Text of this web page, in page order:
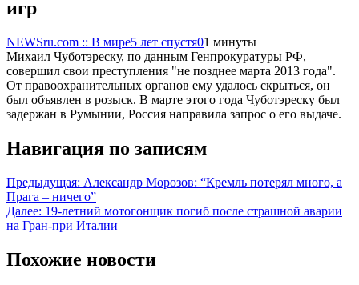
игр
NEWSru.com :: В мире5 лет спустя01 минуты
Михаил Чуботэреску, по данным Генпрокуратуры РФ,
совершил свои преступления "не позднее марта 2013 года".
От правоохранительных органов ему удалось скрыться, он
был объявлен в розыск. В марте этого года Чуботэреску был
задержан в Румынии, Россия направила запрос о его выдаче.
Навигация по записям
Предыдущая: Александр Морозов: “Кремль потерял много, а
Прага – ничего”
Далее: 19-летний мотогонщик погиб после страшной аварии
на Гран-при Италии
Похожие новости